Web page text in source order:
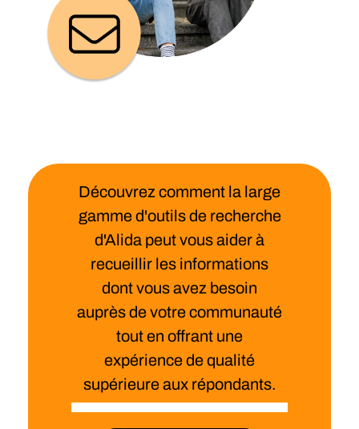
Découvrez comment la large
gamme d'outils de recherche
d'Alida peut vous aider à
recueillir les informations
dont vous avez besoin
auprès de votre communauté
tout en offrant une
expérience de qualité
supérieure aux répondants.